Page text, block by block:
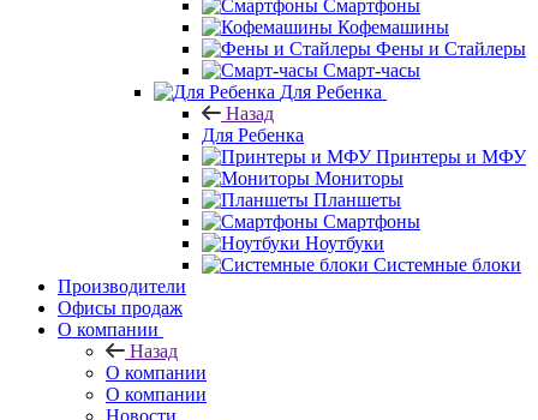
Смартфоны
Кофемашины
Фены и Стайлеры
Смарт-часы
Для Ребенка
Назад
Для Ребенка
Принтеры и МФУ
Мониторы
Планшеты
Смартфоны
Ноутбуки
Системные блоки
Производители
Офисы продаж
О компании
Назад
О компании
О компании
Новости